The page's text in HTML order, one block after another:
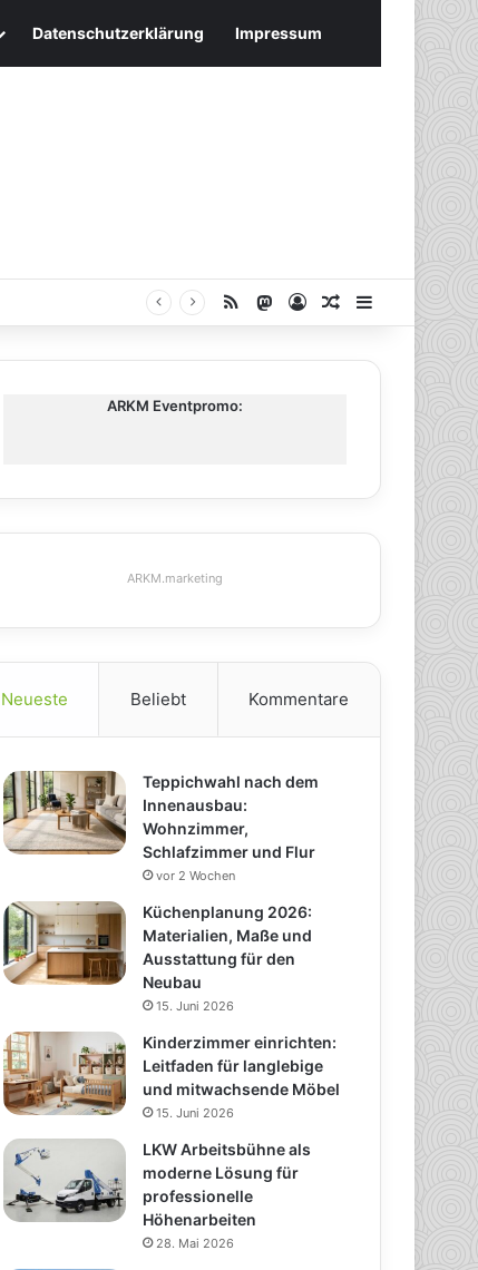
Datenschutzerklärung Impressum
RSS Mastodon
AnmeldenZufälliger
ARKM Eventpromo:
ARKM.marketing
Neueste Beliebt Kommentare
Teppichwahl nach dem
Innenausbau:
Wohnzimmer,
Schlafzimmer und Flur
vor 2 Wochen
Küchenplanung 2026:
Materialien, Maße und
Ausstattung für den
Neubau
15. Juni 2026
Kinderzimmer einrichten:
Leitfaden für langlebige
und mitwachsende Möbel
15. Juni 2026
LKW Arbeitsbühne als
moderne Lösung für
professionelle
Höhenarbeiten
28. Mai 2026